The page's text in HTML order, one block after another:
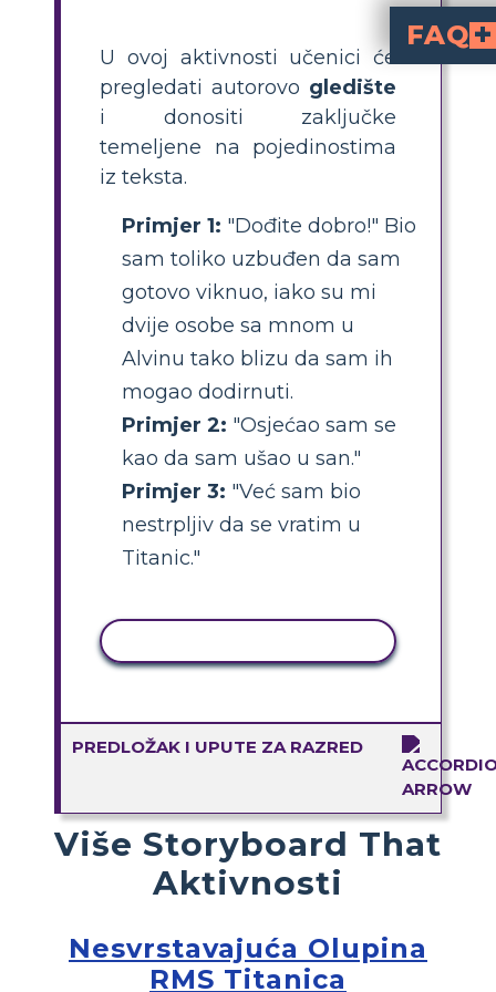
U ovoj aktivnosti učenici će
pregledati autorovo gledište
i donositi zaključke
temeljene na pojedinostima
iz teksta.
Primjer 1: "Dođite dobro!" Bio
sam toliko uzbuđen da sam
gotovo viknuo, iako su mi
dvije osobe sa mnom u
Alvinu tako blizu da sam ih
mogao dodirnuti.
Primjer 2: "Osjećao sam se
kao da sam ušao u san."
Primjer 3: "Već sam bio
nestrpljiv da se vratim u
Titanic."
PREDLOŽAK I UPUTE ZA RAZRED
Više Storyboard That
Aktivnosti
Nesvrstavajuća Olupina
RMS Titanica
FAQ